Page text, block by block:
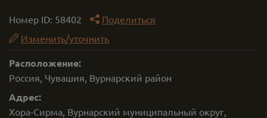
Номер ID: 58402
Поделиться
Изменить/уточнить
Расположение:
Россия, Чувашия, Вурнарский район
Адрес:
Хора-Сирма, Вурнарский муниципальный округ,